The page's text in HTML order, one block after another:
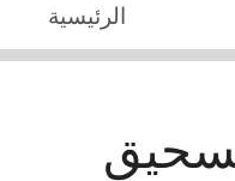
الرئيسية